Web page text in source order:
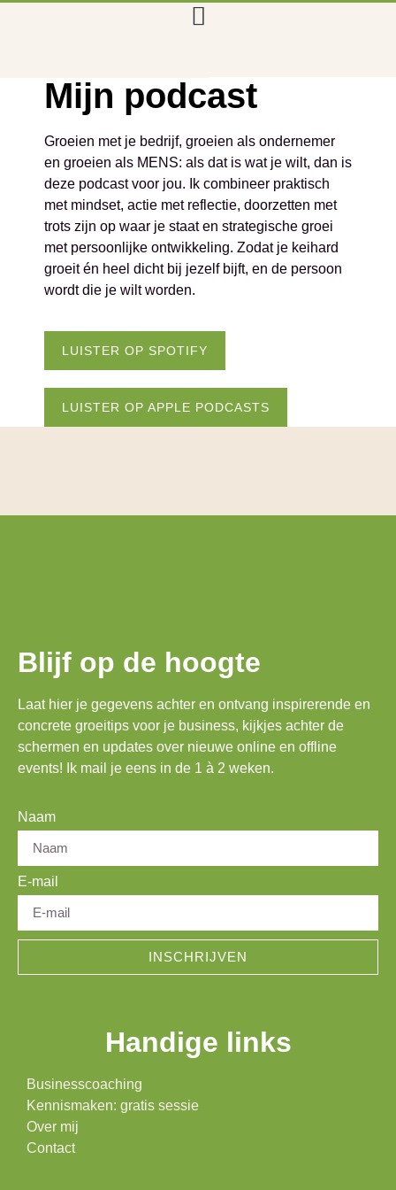
Mijn podcast
Groeien met je bedrijf, groeien als ondernemer
en groeien als MENS: als dat is wat je wilt, dan is
deze podcast voor jou. Ik combineer praktisch
met mindset, actie met reflectie, doorzetten met
trots zijn op waar je staat en strategische groei
met persoonlijke ontwikkeling. Zodat je keihard
groeit én heel dicht bij jezelf bijft, en de persoon
wordt die je wilt worden.
LUISTER OP SPOTIFY
LUISTER OP APPLE PODCASTS
Blijf op de hoogte
Laat hier je gegevens achter en ontvang inspirerende en
concrete groeitips voor je business, kijkjes achter de
schermen en updates over nieuwe online en offline
events! Ik mail je eens in de 1 à 2 weken.
Naam
E-mail
INSCHRIJVEN
Handige links
Businesscoaching
Kennismaken: gratis sessie
Over mij
Contact